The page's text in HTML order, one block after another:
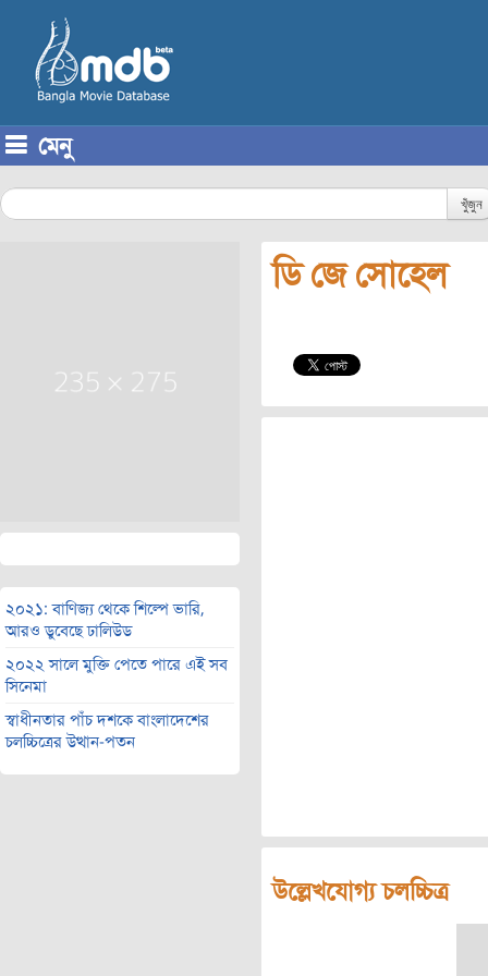
মেনু
খুঁজুন
২০২১: বাণিজ্য থেকে শিল্পে ভারি,
আরও ডুবেছে ঢালিউড
২০২২ সালে মুক্তি পেতে পারে এই সব
সিনেমা
স্বাধীনতার পাঁচ দশকে বাংলাদেশের
চলচ্চিত্রের উত্থান-পতন
ডি জে সোহেল
উল্লেখযোগ্য চলচ্চিত্র